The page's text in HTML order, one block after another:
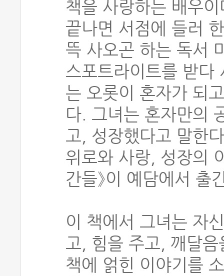
책을 사랑하는 배우
끝나면 서점에 들러
뜩 사오곤 하는 독서
스포트라이트를 받다
는 오롯이 혼자가 되
다. 그녀는 혼자만의
고, 성장했다고 말한
위로와 사랑, 성장의
간들》이 예담에서 출
이 책에서 그녀는 자
고, 힘을 주고, 깨달
책에 얽힌 이야기를